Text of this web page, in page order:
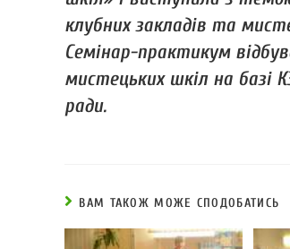
клубних закладів та
Семінар-практикум
мистецьких шкіл на базі
ради.
ВАМ ТАКОЖ МОЖЕ СПОДОБАТИСЬ